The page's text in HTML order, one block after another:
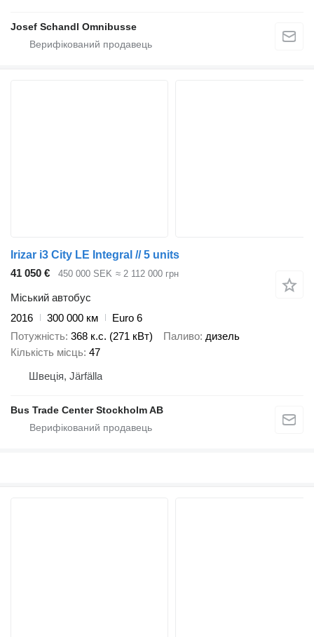
Josef Schandl Omnibusse
Irizar i3 City LE Integral // 5 units
41 050 €
450 000 SEK ≈ 2 112 000 грн
Міський автобус
2016
300 000 км
Euro 6
Потужність 368 к.с. (271 кВт) Паливо дизель
Кількість місць 47
Швеція, Järfälla
Bus Trade Center Stockholm AB